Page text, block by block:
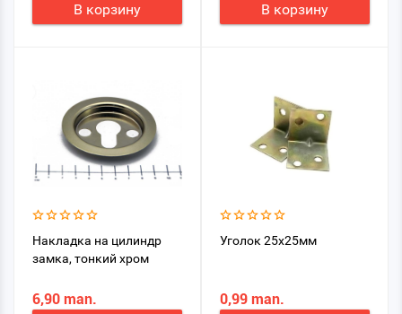
В корзину
В корзину
Накладка на цилиндр
замка, тонкий хром
6,90 man.
Уголок 25х25мм
0,99 man.